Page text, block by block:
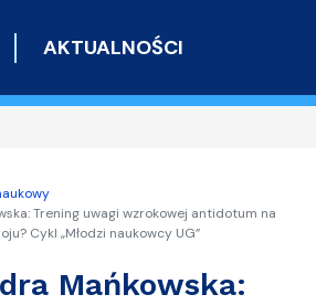
do
AKTUALNOŚCI
Trening uwagi wzrokowej antidotum na
Cykl „Młodzi naukowcy UG”
Mańkowska: